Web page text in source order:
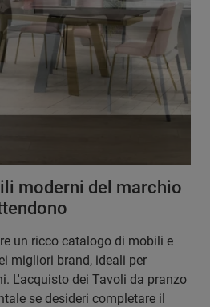
moderni del marchio
un ricco catalogo di mobili e
migliori brand, ideali per
L'acquisto dei Tavoli da pranzo
se desideri completare il